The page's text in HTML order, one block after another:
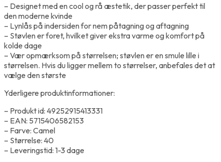
– Designet med en cool og rå æstetik, der passer perfekt til
den moderne kvinde
– Lynlås på indersiden for nem påtagning og aftagning
– Støvlen er foret, hvilket giver ekstra varme og komfort på
kolde dage
– Vær opmærksom på størrelsen; støvlen er en smule lille i
størrelsen. Hvis du ligger mellem to størrelser, anbefales det at
vælge den største
Yderligere produktinformationer:
– Produkt id: 49252915413331
– EAN: 5715406582153
– Farve: Camel
– Størrelse: 40
– Leveringstid: 1-3 dage